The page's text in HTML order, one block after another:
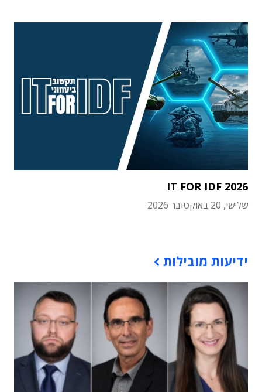
IT FOR IDF 2026
שלישי, 20 באוקטובר 2026
ידיעות מובילות